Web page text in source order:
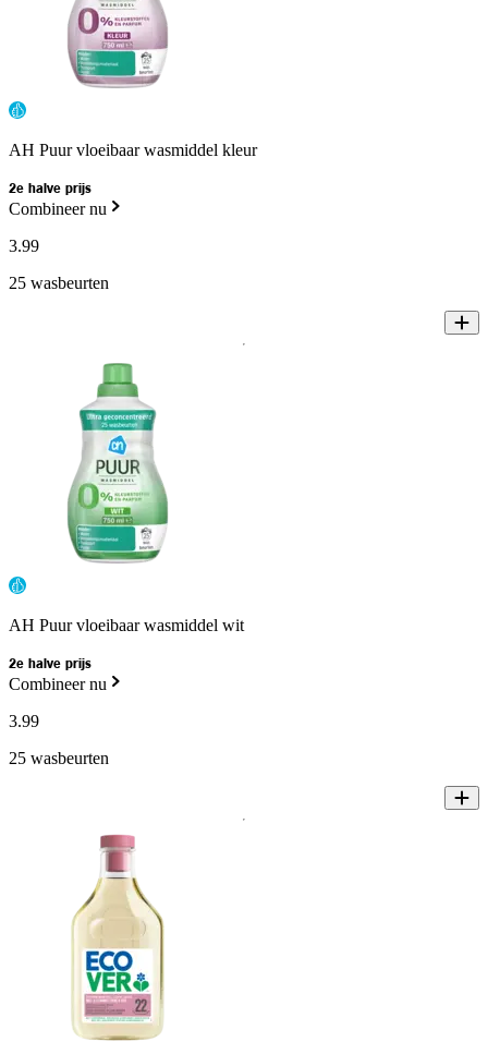
AH Puur vloeibaar wasmiddel kleur
2e halve prijs
Combineer nu
3.99
25 wasbeurten
AH Puur vloeibaar wasmiddel wit
2e halve prijs
Combineer nu
3.99
25 wasbeurten